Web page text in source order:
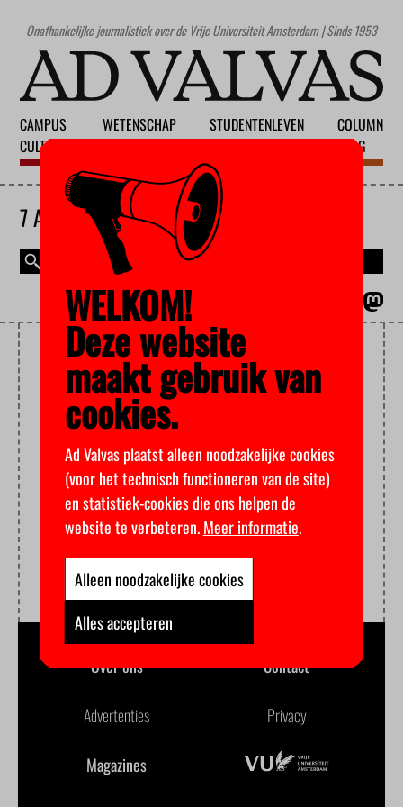
Onafhankelijke journalistiek over de Vrije Universiteit Amsterdam | Sinds 1953
CAMPUS
CULTUUR
WETENSCHAP
STUDENTENLEVEN
COLUMN
BLOG
7 AUGUSTUS 2026
NUMERUS FIXUS
Over ons Contact
Advertenties Privacy
Magazines
WELKOM!
Deze website
maakt gebruik van
cookies.
Ad Valvas plaatst alleen noodzakelijke cookies
(voor het technisch functioneren van de site)
en statistiek-cookies die ons helpen de
website te verbeteren.Meer informatie.
Alleen noodzakelijke cookies
Alles accepteren